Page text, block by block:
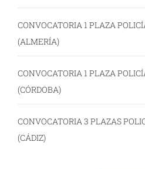
CONVOCATORIA 1 PLAZA
(ALMERÍA)
CONVOCATORIA 1 PLAZA
(CÓRDOBA)
CONVOCATORIA 3 PLAZAS
(CÁDIZ)